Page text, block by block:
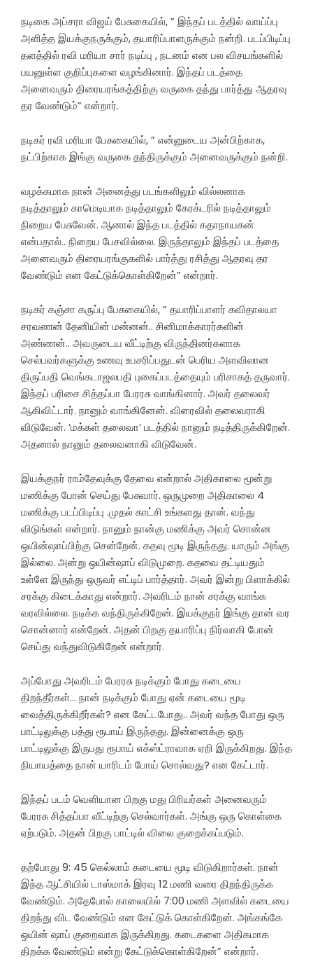
நடிகை அப்சரா விஜய் பேசுகையில், ” இந்தப் படத்தில் வாய்ப்பு
அளித்த இயக்குநருக்கும், தயாரிப்பாளருக்கும் நன்றி. படப்பிடிப்பு
தளத்தில் ரவி மரியா சார் நடிப்பு , நடனம் என பல விசயங்களில்
பயனுள்ள குறிப்புகளை வழங்கினார். இந்தப் படத்தை
அனைவரும் திரையரங்கத்திற்கு வருகை தந்து பார்த்து ஆதரவு
தர வேண்டும்” என்றார்.
நடிகர் ரவி மரியா பேசுகையில், ” என்னுடைய அன்பிற்காக,
நட்பிற்காக இங்கு வருகை தந்திருக்கும் அனைவருக்கும் நன்றி.
வழக்கமாக நான் அனைத்து படங்களிலும் வில்லனாக
நடித்தாலும் காமெடியாக நடித்தாலும் கேரக்டரில் நடித்தாலும்
நிறைய பேசுவேன். ஆனால் இந்த படத்தில் கதாநாயகன்
என்பதால்.. நிறைய பேசவில்லை. இருந்தாலும் இந்தப் படத்தை
அனைவரும் திரையரங்குகளில் பார்த்து ரசித்து ஆதரவு தர
வேண்டும் என கேட்டுக்கொள்கிறேன்” என்றார்.
நடிகர் கஞ்சா கருப்பு பேசுகையில், ” தயாரிப்பாளர் கவிதாலயா
சரவணன் தேனியின் மன்னன்.. சினிமாக்காரர்களின்
அண்ணன்.. அவருடைய வீட்டிற்கு விருந்தினர்களாக
செல்பவர்களுக்கு உணவு உபசரிப்பதுடன் பெரிய அளவிலான
திருப்பதி வெங்கடாஜலபதி புகைப்படத்தையும் பரிசாகத் தருவார்.
இந்தப் பரிசை சித்தப்பா பேரரசு வாங்கினார். அவர் தலைவர்
ஆகிவிட்டார். நானும் வாங்கினேன். விரைவில் தலைவராகி
விடுவேன். ‘மக்கள் தலைவா’ படத்தில் நானும் நடித்திருக்கிறேன்.
அதனால் நானும் தலைவனாகி விடுவேன்.
இயக்குநர் ராம்தேவுக்கு தேவை என்றால் அதிகாலை மூன்று
மணிக்கு போன் செய்து பேசுவார். ஒருமுறை அதிகாலை 4
மணிக்கு படப்பிடிப்பு .முதல் காட்சி உங்களது தான். வந்து
விடுங்கள் என்றார். நானும் நான்கு மணிக்கு அவர் சொன்ன
ஒயின்ஷாப்பிற்கு சென்றேன். கதவு மூடி இருந்தது. யாரும் அங்கு
இல்லை. அன்று ஒயின்ஷாப் விடுமுறை. கதவை தட்டியதும்
உள்ளே இருந்து ஒருவர் எட்டிப் பார்த்தார். அவர் இன்று பிளாக்கில்
சரக்கு கிடைக்காது என்றார். அவரிடம் நான் சரக்கு வாங்க
வரவில்லை. நடிக்க வந்திருக்கிறேன். இயக்குநர் இங்கு தான் வர
சொன்னார் என்றேன். அதன் பிறகு தயாரிப்பு நிர்வாகி போன்
செய்து வந்துவிடுகிறேன் என்றார்.
அப்போது அவரிடம் பேரரசு நடிக்கும் போது கடையை
திறந்தீர்கள்… நான் நடிக்கும் போது ஏன் கடையை மூடி
வைத்திருக்கிறீர்கள்? என கேட்டபோது.. அவர் வந்த போது ஒரு
பாட்டிலுக்கு பத்து ரூபாய் இருந்தது. இன்னைக்கு ஒரு
பாட்டிலுக்கு இருபது ரூபாய் எக்ஸ்ட்ராவாக ஏறி இருக்கிறது. இந்த
நியாயத்தை நான் யாரிடம் போய் சொல்வது? என கேட்டார்.
இந்தப் படம் வெளியான பிறகு மது பிரியர்கள் அனைவரும்
பேரரசு சித்தப்பா வீட்டிற்கு செல்வார்கள். அங்கு ஒரு கொள்கை
ஏற்படும். அதன் பிறகு பாட்டில் விலை குறைக்கப்படும்.
தற்போது 9: 45 கெல்லாம் கடையை மூடி விடுகிறார்கள். நான்
இந்த ஆட்சியில் டாஸ்மாக் இரவு 12 மணி வரை திறந்திருக்க
வேண்டும். அதேபோல் காலையில் 7:00 மணி அளவில் கடையை
திறந்து விட வேண்டும் என கேட்டுக் கொள்கிறேன். அங்கங்கே
ஒயின் ஷாப் குறைவாக இருக்கிறது. கடைகளை அதிகமாக
திறக்க வேண்டும் என்று கேட்டுக்கொள்கிறேன்” என்றார்.